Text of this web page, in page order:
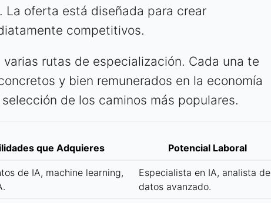
La oferta está diseñada para crear
competitivos.
varias rutas de especialización. Cada una te
y bien remunerados en la economía
de los caminos más populares.
que Adquieres Potencial Laboral
de IA, machine learning,
Especialista en IA, analista de
datos avanzado.